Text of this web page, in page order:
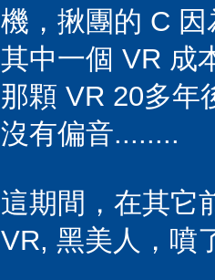
機，揪團的 C
其中一個 VR 成
那顆 VR 20多年
沒有偏音........
這期間，在其它
VR, 黑美人，噴